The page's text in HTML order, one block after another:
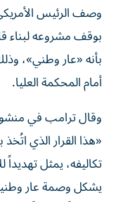
وصف الرئيس
بوقف مشروعه لبناء
بأنه «عار وطني»،
أمام المحكمة العليا.
وقال ترامب في
«هذا القرار الذي
تكاليفه، يمثل
يشكل وصمة عار